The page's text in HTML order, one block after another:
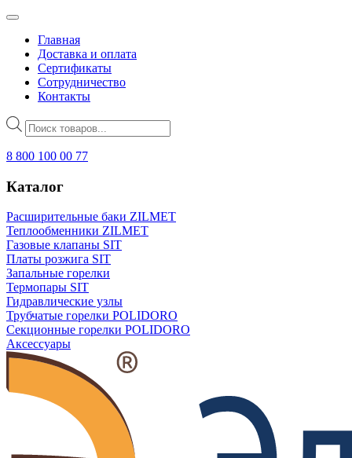
Главная
Доставка и оплата
Сертификаты
Сотрудничество
Контакты
Поиск
товаров
8 800 100 00 77
Каталог
Расширительные баки ZILMET
Теплообменники ZILMET
Газовые клапаны SIT
Платы розжига SIT
Запальные горелки
Термопары SIT
Гидравлические узлы
Трубчатые горелки POLIDORO
Секционные горелки POLIDORO
Аксессуары